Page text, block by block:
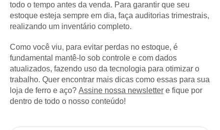
todo o tempo antes da venda. Para garantir que seu
estoque esteja sempre em dia, faça auditorias trimestrais,
realizando um inventário completo.
Como você viu, para evitar perdas no estoque, é
fundamental mantê-lo sob controle e com dados
atualizados, fazendo uso da tecnologia para otimizar o
trabalho. Quer encontrar mais dicas como essas para sua
loja de ferro e aço? Assine nossa newsletter e fique por
dentro de todo o nosso conteúdo!